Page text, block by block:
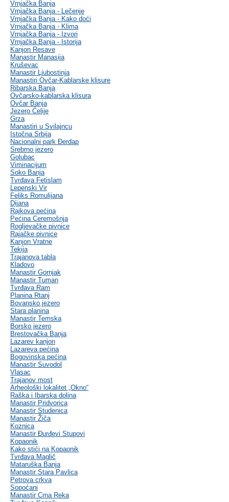
Vrnjačka Banja
Vrnjačka Banja - Lečenje
Vrnjačka Banja - Kako doći
Vrnjačka Banja - Klima
Vrnjačka Banja - Izvori
Vrnjačka Banja - Istorija
Kanjon Resave
Manastir Manasija
Kruševac
Manastir Ljubostinja
Manastiri Ovčar-Kablarske klisure
Ribarska Banja
Ovčarsko-kablarska klisura
Ovčar Banja
Jezero Ćelije
Grza
Manastiri u Svilajncu
Istočna Srbija
Nacionalni park Đerdap
Srebrno jezero
Golubac
Viminacijum
Soko Banja
Tvrđava Fetislam
Lepenski Vir
Feliks Romulijana
Dijana
Rajkova pećina
Pećina Ceremošnja
Rogljevačke pivnice
Rajačke pivnice
Kanjon Vratne
Tekija
Trajanova tabla
Kladovo
Manastir Gornjak
Manastir Tuman
Tvrđava Ram
Planina Rtanj
Bovansko jezero
Stara planina
Manastir Temska
Borsko jezero
Brestovačka Banja
Lazarev kanjon
Lazareva pećina
Bogovinska pećina
Manastir Suvodol
Vlasac
Trajanov most
Arheološki lokalitet „Okno“
Raška i Ibarska dolina
Manastir Pridvorica
Manastir Studenica
Manastir Žiča
Koznica
Manastir Đurđevi Stupovi
Kopaonik
Kako stići na Kopaonik
Tvrđava Maglič
Mataruška Banja
Manastir Stara Pavlica
Petrova crkva
Sopoćani
Manastir Crna Reka